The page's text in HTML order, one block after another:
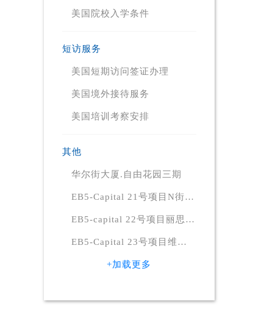
美国院校入学条件
短访服务
美国短期访问签证办理
美国境外接待服务
美国培训考察安排
其他
华尔街大厦.自由花园三期
EB5-Capital 21号项目N街
EB5-capital 22号项目丽思卡
EB5-Capital 23号项目维珍
+加载更多